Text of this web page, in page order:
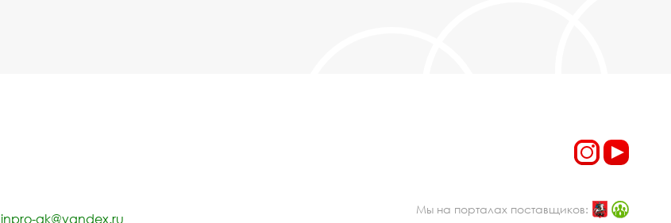
inpro-gk@yandex.ru
Мы на порталах поставщиков: